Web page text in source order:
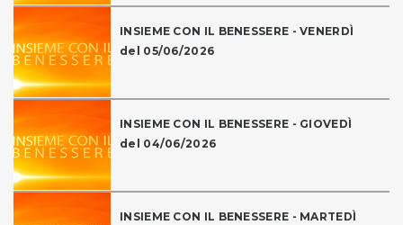
INSIEME CON IL BENESSERE - VENERDÌ
del 05/06/2026
INSIEME CON IL BENESSERE - GIOVEDÌ
del 04/06/2026
INSIEME CON IL BENESSERE - MARTEDÌ